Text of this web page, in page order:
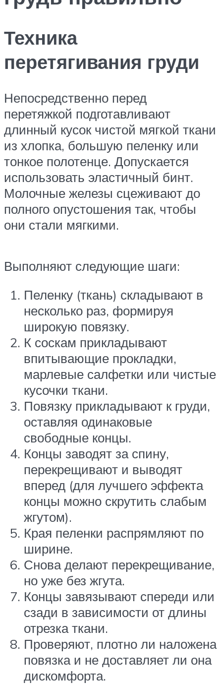
Техника
перетягивания груди
Непосредственно перед
перетяжкой подготавливают
длинный кусок чистой мягкой ткани
из хлопка, большую пеленку или
тонкое полотенце. Допускается
использовать эластичный бинт.
Молочные железы сцеживают до
полного опустошения так, чтобы
они стали мягкими.
Выполняют следующие шаги:
Пеленку (ткань) складывают в
несколько раз, формируя
широкую повязку.
К соскам прикладывают
впитывающие прокладки,
марлевые салфетки или чистые
кусочки ткани.
Повязку прикладывают к груди,
оставляя одинаковые
свободные концы.
Концы заводят за спину,
перекрещивают и выводят
вперед (для лучшего эффекта
концы можно скрутить слабым
жгутом).
Края пеленки распрямляют по
ширине.
Снова делают перекрещивание,
но уже без жгута.
Концы завязывают спереди или
сзади в зависимости от длины
отрезка ткани.
Проверяют, плотно ли наложена
повязка и не доставляет ли она
дискомфорта.